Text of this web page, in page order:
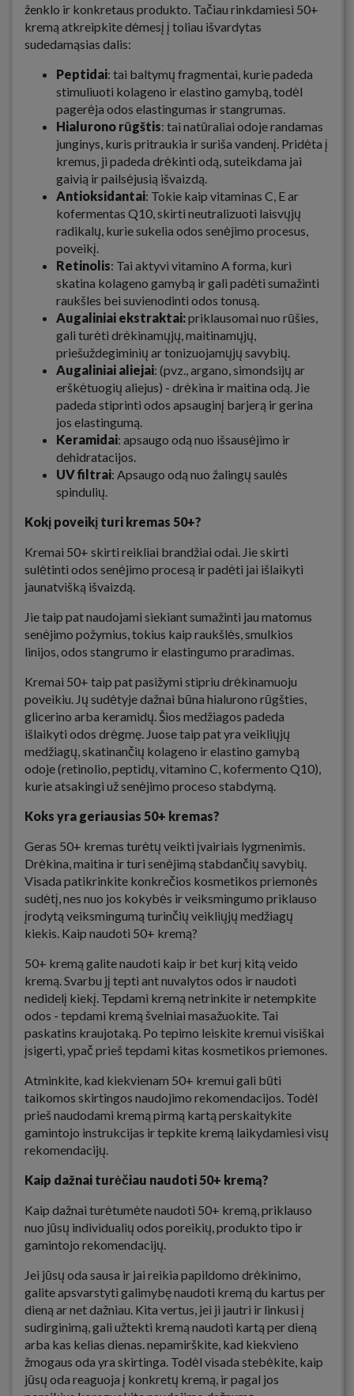
ženklo ir konkretaus produkto. Tačiau rinkdamiesi 50+
kremą atkreipkite dėmesį į toliau išvardytas
sudedamąsias dalis:
Peptidai: tai baltymų fragmentai, kurie padeda
stimuliuoti kolageno ir elastino gamybą, todėl
pagerėja odos elastingumas ir stangrumas.
Hialurono rūgštis: tai natūraliai odoje randamas
junginys, kuris pritraukia ir suriša vandenį. Pridėta į
kremus, ji padeda drėkinti odą, suteikdama jai
gaivią ir pailsėjusią išvaizdą.
Antioksidantai: Tokie kaip vitaminas C, E ar
kofermentas Q10, skirti neutralizuoti laisvųjų
radikalų, kurie sukelia odos senėjimo procesus,
poveikį.
Retinolis: Tai aktyvi vitamino A forma, kuri
skatina kolageno gamybą ir gali padėti sumažinti
raukšles bei suvienodinti odos tonusą.
Augaliniai ekstraktai:priklausomai nuo rūšies,
gali turėti drėkinamųjų, maitinamųjų,
priešuždegiminių ar tonizuojamųjų savybių.
Augaliniai aliejai: (pvz., argano, simondsijų ar
erškėtuogių aliejus) - drėkina ir maitina odą. Jie
padeda stiprinti odos apsauginį barjerą ir gerina
jos elastingumą.
Keramidai: apsaugo odą nuo išsausėjimo ir
dehidratacijos.
UV filtrai: Apsaugo odą nuo žalingų saulės
spindulių.
Kokį poveikį turi kremas 50+?
Kremai 50+ skirti reikliai brandžiai odai. Jie skirti
sulėtinti odos senėjimo procesą ir padėti jai išlaikyti
jaunatvišką išvaizdą.
Jie taip pat naudojami siekiant sumažinti jau matomus
senėjimo požymius, tokius kaip raukšlės, smulkios
linijos, odos stangrumo ir elastingumo praradimas.
Kremai 50+ taip pat pasižymi stipriu drėkinamuoju
poveikiu. Jų sudėtyje dažnai būna hialurono rūgšties,
glicerino arba keramidų. Šios medžiagos padeda
išlaikyti odos drėgmę. Juose taip pat yra veikliųjų
medžiagų, skatinančių kolageno ir elastino gamybą
odoje (retinolio, peptidų, vitamino C, kofermento Q10),
kurie atsakingi už senėjimo proceso stabdymą.
Koks yra geriausias 50+ kremas?
Geras 50+ kremas turėtų veikti įvairiais lygmenimis.
Drėkina, maitina ir turi senėjimą stabdančių savybių.
Visada patikrinkite konkrečios kosmetikos priemonės
sudėtį, nes nuo jos kokybės ir veiksmingumo priklauso
įrodytą veiksmingumą turinčių veikliųjų medžiagų
kiekis. Kaip naudoti 50+ kremą?
50+ kremą galite naudoti kaip ir bet kurį kitą veido
kremą. Svarbu jį tepti ant nuvalytos odos ir naudoti
nedidelį kiekį. Tepdami kremą netrinkite ir netempkite
odos - tepdami kremą švelniai masažuokite. Tai
paskatins kraujotaką. Po tepimo leiskite kremui visiškai
įsigerti, ypač prieš tepdami kitas kosmetikos priemones.
Atminkite, kad kiekvienam 50+ kremui gali būti
taikomos skirtingos naudojimo rekomendacijos. Todėl
prieš naudodami kremą pirmą kartą perskaitykite
gamintojo instrukcijas ir tepkite kremą laikydamiesi visų
rekomendacijų.
Kaip dažnai turėčiau naudoti 50+ kremą?
Kaip dažnai turėtumėte naudoti 50+ kremą, priklauso
nuo jūsų individualių odos poreikių, produkto tipo ir
gamintojo rekomendacijų.
Jei jūsų oda sausa ir jai reikia papildomo drėkinimo,
galite apsvarstyti galimybę naudoti kremą du kartus per
dieną ar net dažniau. Kita vertus, jei ji jautri ir linkusi į
sudirginimą, gali užtekti kremą naudoti kartą per dieną
arba kas kelias dienas. nepamirškite, kad kiekvieno
žmogaus oda yra skirtinga. Todėl visada stebėkite, kaip
jūsų oda reaguoja į konkretų kremą, ir pagal jos